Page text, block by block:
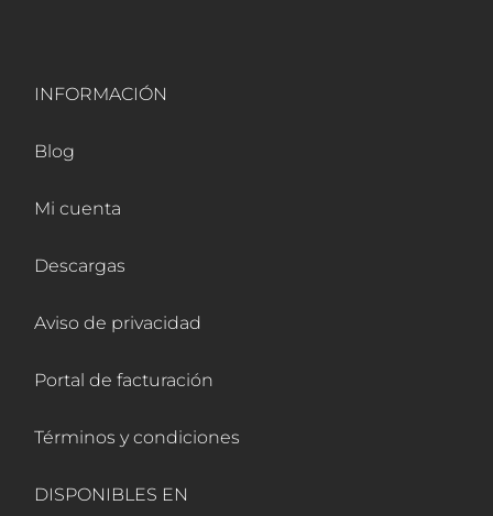
INFORMACIÓN
Blog
Mi cuenta
Descargas
Aviso de privacidad
Portal de facturación
Términos y condiciones
DISPONIBLES EN